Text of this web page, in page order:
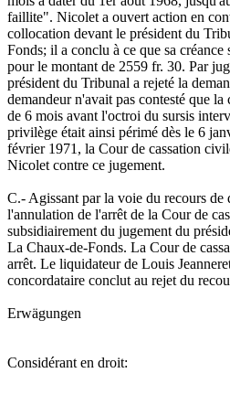
faillite". Nicolet a ouvert action en
collocation devant le président du
Fonds; il a conclu à ce que sa créance
pour le montant de 2559 fr. 30. Par
président du Tribunal a rejeté la
demandeur n'avait pas contesté que
de 6 mois avant l'octroi du sursis
privilège était ainsi périmé dès le 6
février 1971, la Cour de cassation
Nicolet contre ce jugement.
C.- Agissant par la voie du recours
l'annulation de l'arrêt de la Cour de
subsidiairement du jugement du
La Chaux-de-Fonds. La Cour de
arrêt. Le liquidateur de Louis
concordataire conclut au rejet du
Erwägungen
Considérant en droit: